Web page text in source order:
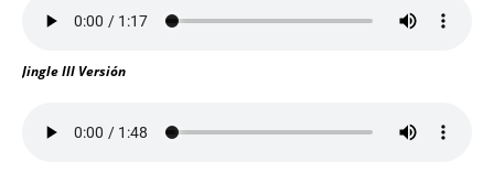
Jingle III Versión